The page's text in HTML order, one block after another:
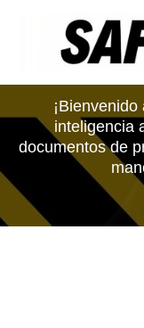
inteligencia
documentos de